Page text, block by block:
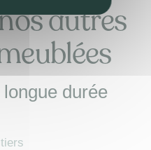
autres
durée